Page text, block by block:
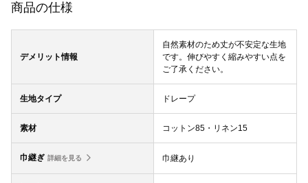
商品の仕様
デメリット情報
自然素材のため丈が不安定な生地
です。伸びやすく縮みやすい点を
ご了承ください。
生地タイプ ドレープ
素材 コットン85・リネン15
巾継ぎ 詳細を見る 巾継あり